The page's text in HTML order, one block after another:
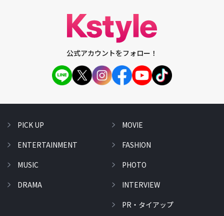
公式アカウントをフォロー！
PICK UP
ENTERTAINMENT
MUSIC
DRAMA
MOVIE
FASHION
PHOTO
INTERVIEW
PR・タイアップ